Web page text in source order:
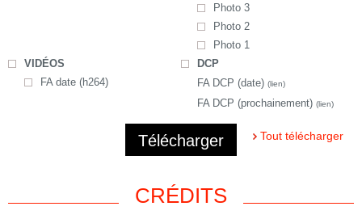
Photo 3
Photo 2
Photo 1
VIDÉOS
FA date (h264)
DCP
FA DCP (date) (lien)
FA DCP (prochainement) (lien)
Télécharger Tout télécharger
CRÉDITS